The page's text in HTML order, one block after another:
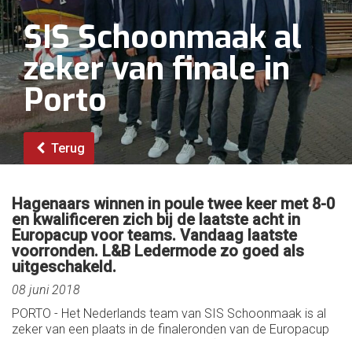
SIS Schoonmaak al
zeker van finale in
Porto
Terug
Hagenaars winnen in poule twee keer met 8-0
en kwalificeren zich bij de laatste acht in
Europacup voor teams. Vandaag laatste
voorronden. L&B Ledermode zo goed als
uitgeschakeld.
08 juni 2018
PORTO - Het Nederlands team van SIS Schoonmaak is al
zeker van een plaats in de finaleronden van de Europacup